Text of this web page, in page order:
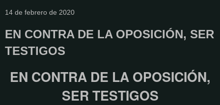
14 de febrero de 2020
EN CONTRA DE LA OPOSICIÓN, SER
TESTIGOS
EN CONTRA DE LA OPOSICIÓN,
SER TESTIGOS